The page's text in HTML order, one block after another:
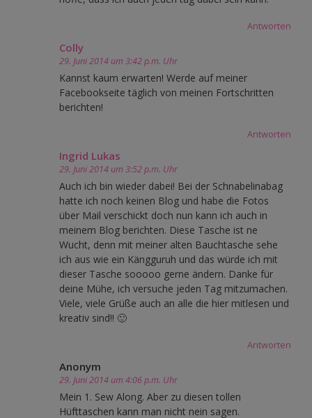
Antworten
Colly
29. Juni 2014 um 3:42 p.m. Uhr
Kannst kaum erwarten! Werde auf meiner
Facebookseite täglich von meinen Fortschritten
berichten!
Antworten
Ingrid Lukas
29. Juni 2014 um 3:52 p.m. Uhr
Auch ich bin wieder dabei! Bei der Schnabelinabag
hatte ich noch keinen Blog und habe die Fotos
über Mail verschickt doch nun kann ich auch in
meinem Blog berichten. Diese Tasche ist ne
Wucht, denn mit meiner alten Bauchtasche sehe
ich aus wie ein Kängguruh und das würde ich mit
dieser Tasche sooooo gerne ändern. Danke für
deine Mühe, ich versuche jeden Tag mitzumachen.
Viele, viele Grüße auch an alle die hier mitlesen und
kreativ sind!! 🙂
Antworten
Anonym
29. Juni 2014 um 4:06 p.m. Uhr
Mein 1. Sew Along. Aber zu diesen tollen
Hüfttaschen kann man nicht nein sagen.